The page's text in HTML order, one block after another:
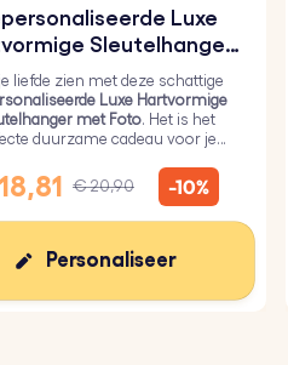
Luxe
Sleutelhanger
met Foto
je liefde zien met deze schattige
Luxe Hartvormige
met Foto. Het is het
duurzame cadeau voor je
epoxyglaslaag.
€ 20,90 -10%
Personaliseer